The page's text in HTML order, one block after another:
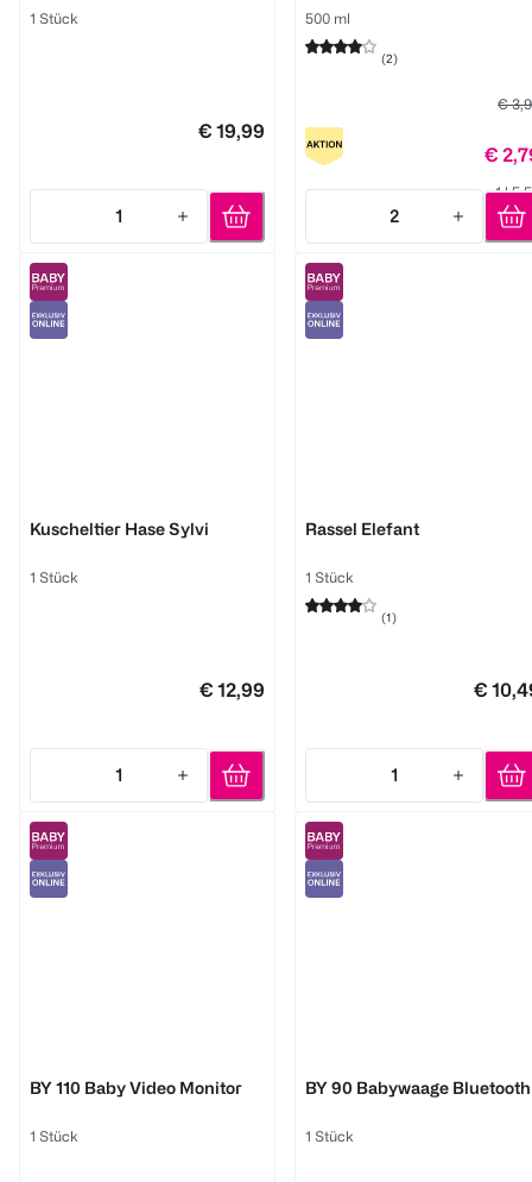
1 Stück
€ 19,99
1
Quantity: 1
500 ml
(2)
€
€
1 l
2
Quantity: 2
Kuscheltier Hase Sylvi
1 Stück
€ 12,99
1
Quantity: 1
Rassel Elefant
1 Stück
(1)
€
1
Quantity: 1
BY 110 Baby Video Monitor
1 Stück
BY 90 Babywaage Bluetooth
1 Stück